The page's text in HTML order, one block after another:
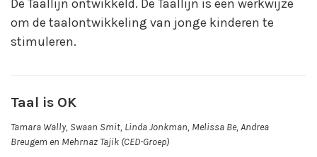
De Taallijn ontwikkeld. De Taallijn is een werkwijze
om de taalontwikkeling van jonge kinderen te
stimuleren.
Taal is OK
Tamara Wally, Swaan Smit, Linda Jonkman, Melissa Be, Andrea
Breugem en Mehrnaz Tajik (CED-Groep)